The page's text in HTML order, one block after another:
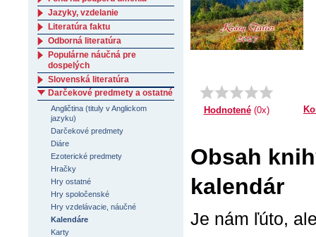
Hodnotené(0x)
Obsah
kalendár
Je nám ľúto,
Jazyky, vzdelanie
Literatúra faktu
Odborná literatúra
Populárne náučná pre
dospelých
Slovenská literatúra
Darčekové predmety a ostatné
Angličtina (tituly v Anglickom
jazyku)
Darčekové predmety
Diáre
Ezoterické predmety
Hračky
Hry ostatné
Hry spoločenské
Hry vzdelávacie, náučné
Kalendáre
Karty